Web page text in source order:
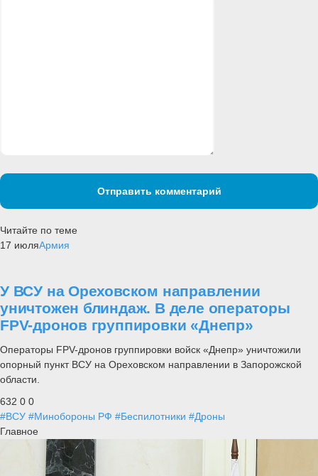
Отправить комментарий
Читайте по теме
17 июляАрмия
У ВСУ на Ореховском направлении
уничтожен блиндаж. В деле операторы
FPV-дронов группировки «Днепр»
Операторы FPV-дронов группировки войск «Днепр» уничтожили
опорный пункт ВСУ на Ореховском направлении в Запорожской
области.
632 0 0
#ВСУ #Минобороны РФ #Беспилотники #Дроны
Главное